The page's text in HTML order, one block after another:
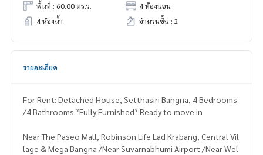
พื้นที่ : 60.00 ตร.ว.
4 ห้องนอน
4 ห้องน้ำ
จำนวนชั้น : 2
รายละเอียด
For Rent: Detached House, Setthasiri Bangna, 4 Bedrooms
/4 Bathrooms *Fully Furnished* Ready to move in
Near The Paseo Mall, Robinson Life Lad Krabang, Central Vil
lage & Mega Bangna /Near Suvarnabhumi Airport /Near Wel